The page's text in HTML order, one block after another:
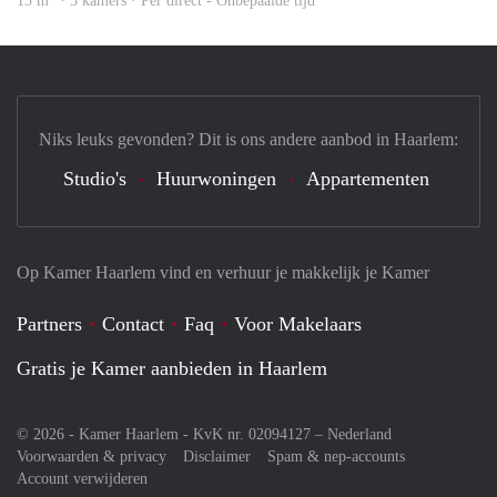
Op Kamer Haarlem vind en verhuur je makkelijk je Kamer
Partners Contact Faq
Voor Makelaars
Gratis je Kamer aanbieden in Haarlem
© 2026 - Kamer Haarlem - KvK nr. 02094127 – Nederland
Voorwaarden & privacy
Disclaimer
Spam & nep-accounts
Account verwijderen
Niks leuks gevonden? Dit is ons andere aanbod in Haarlem:
Studio's Huurwoningen Appartementen